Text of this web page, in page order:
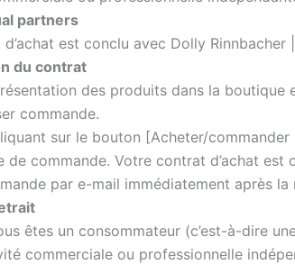
partners
est conclu avec Dolly
du contrat
des produits dans la
commande.
sur le bouton [Acheter/
de commande. Votre contrat d’achat
par e-mail immédiatement après
êtes un consommateur (c’est-à-dire
commerciale ou professionnelle